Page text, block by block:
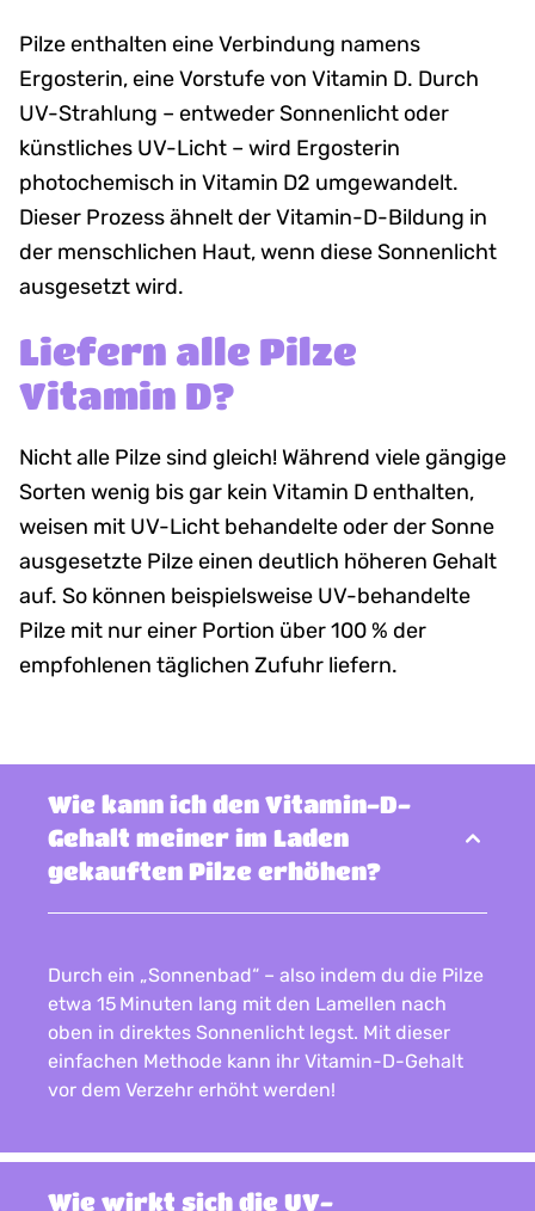
Pilze enthalten eine Verbindung namens
Ergosterin, eine Vorstufe von Vitamin D. Durch
UV-Strahlung – entweder Sonnenlicht oder
künstliches UV-Licht – wird Ergosterin
photochemisch in Vitamin D2 umgewandelt.
Dieser Prozess ähnelt der Vitamin-D-Bildung in
der menschlichen Haut, wenn diese Sonnenlicht
ausgesetzt wird.
Liefern alle Pilze
Vitamin D?
Nicht alle Pilze sind gleich! Während viele gängige
Sorten wenig bis gar kein Vitamin D enthalten,
weisen mit UV-Licht behandelte oder der Sonne
ausgesetzte Pilze einen deutlich höheren Gehalt
auf. So können beispielsweise UV-behandelte
Pilze mit nur einer Portion über 100 % der
empfohlenen täglichen Zufuhr liefern.
Wie kann ich den Vitamin-D-
Gehalt meiner im Laden
gekauften Pilze erhöhen?
Durch ein „Sonnenbad“ – also indem du die Pilze
etwa 15 Minuten lang mit den Lamellen nach
oben in direktes Sonnenlicht legst. Mit dieser
einfachen Methode kann ihr Vitamin-D-Gehalt
vor dem Verzehr erhöht werden!
Wie wirkt sich die UV-